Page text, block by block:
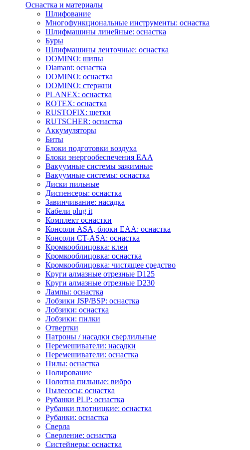
Оснастка и материалы
Шлифование
Многофункциональные инструменты: оснастка
Шлифмашины линейные: оснастка
Буры
Шлифмашины ленточные: оснастка
DOMINO: шипы
Diamant: оснастка
DOMINO: оснастка
DOMINO: стержни
PLANEX: оснастка
ROTEX: оснастка
RUSTOFIX: щетки
RUTSCHER: оснастка
Аккумуляторы
Биты
Блоки подготовки воздуха
Блоки энергообеспечения EAA
Вакуумные системы зажимные
Вакуумные системы: оснастка
Диски пильные
Диспенсеры: оснастка
Завинчивание: насадка
Кабели plug it
Комплект оснастки
Консоли ASA, блоки EAA: оснастка
Консоли CT-ASA: оснастка
Кромкооблицовка: клеи
Кромкооблицовка: оснастка
Кромкооблицовка: чистящее средство
Круги алмазные отрезные D125
Круги алмазные отрезные D230
Лампы: оснастка
Лобзики JSP/BSP: оснастка
Лобзики: оснастка
Лобзики: пилки
Отвертки
Патроны / насадки сверлильные
Перемешиватели: насадки
Перемешиватели: оснастка
Пилы: оснастка
Полирование
Полотна пильные: вибро
Пылесосы: оснастка
Рубанки PLP: оснастка
Рубанки плотницкие: оснастка
Рубанки: оснастка
Сверла
Сверление: оснастка
Систейнеры: оснастка